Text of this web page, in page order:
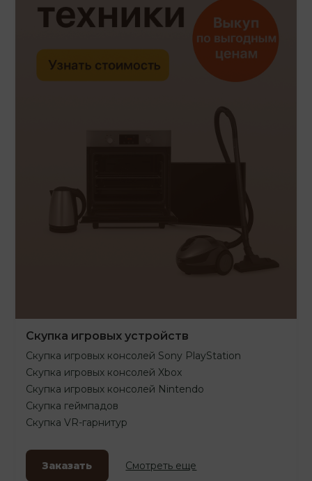
Скупка игровых устройств
Скупка игровых консолей Sony PlayStation
Скупка игровых консолей Xbox
Скупка игровых консолей Nintendo
Скупка геймпадов
Скупка VR-гарнитур
Заказать Смотреть еще